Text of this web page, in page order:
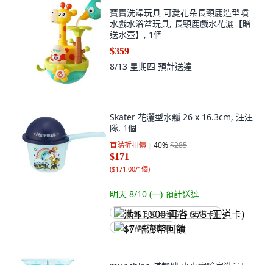
寶寶洗澡玩具 可愛花朵長頸鹿造型噴
水戲水浴盆玩具, 長頸鹿戲水花灑【贈
送水壺】, 1個
$359
8/13 星期四 預計送達
Skater 花灑型水瓢 26 x 16.3cm, 汪汪
隊, 1個
首購折扣價 40%$285
$171
($171.00/1個)
明天 8/10 (一) 預計送達
满 $1,500 再省 $75 (王道卡)
$7 酷澎幣回饋